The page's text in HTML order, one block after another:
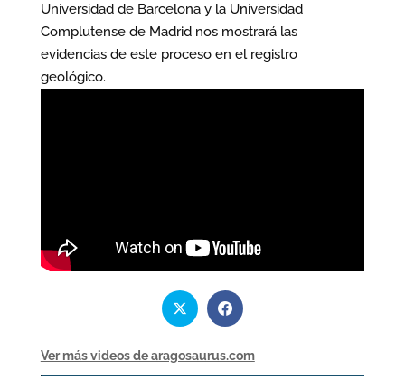
Universidad de Barcelona y la Universidad
Complutense de Madrid nos mostrará las
evidencias de este proceso en el registro
geológico.
Ver más videos de aragosaurus.com